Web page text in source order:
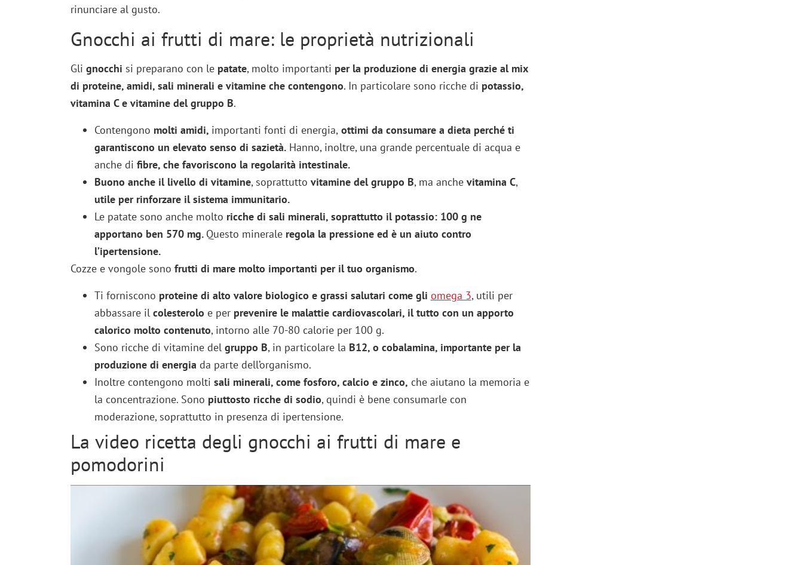
rinunciare al gusto.
Gnocchi ai frutti di mare: le proprietà nutrizionali
Gli gnocchi si preparano con le patate, molto importanti per la produzione di energia grazie al mix
di proteine, amidi, sali minerali e vitamine che contengono. In particolare sono ricche di potassio,
vitamina C e vitamine del gruppo B.
Contengono molti amidi, importanti fonti di energia,ottimi da consumare a dieta perché ti
garantiscono un elevato senso di sazietà.Hanno, inoltre, una grande percentuale di acqua e
anche di fibre, che favoriscono la regolarità intestinale.
Buono anche il livello di vitamine, soprattutto vitamine del gruppo B, ma anche vitamina C,
utile per rinforzare il sistema immunitario.
Le patate sono anche molto ricche di sali minerali, soprattutto il potassio: 100 g ne
apportano ben 570 mg. Questo mineraleregola la pressione ed è un aiuto contro
l’ipertensione.
Cozze e vongole sono frutti di mare molto importanti per il tuo organismo.
Ti forniscono proteine di alto valore biologico e grassi salutari come gli omega 3, utili per
abbassare il colesterolo e perprevenire le malattie cardiovascolari, il tutto con un apporto
calorico molto contenuto, intorno alle 70-80 calorie per 100 g.
Sono ricche di vitamine del gruppo B, in particolare la B12, o cobalamina, importante per la
produzione di energia da parte dell’organismo.
Inoltre contengono molti sali minerali, come fosforo, calcio e zinco, che aiutano la memoria e
la concentrazione. Sono piuttosto ricche di sodio, quindi è bene consumarle con
moderazione, soprattutto in presenza di ipertensione.
La video ricetta degli gnocchi ai frutti di mare e
pomodorini